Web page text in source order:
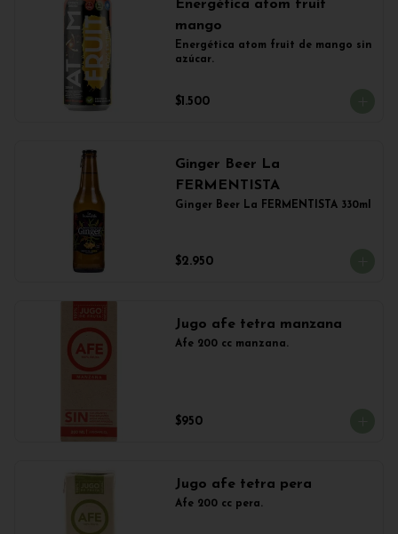
Energética atom fruit
mango
Energética atom fruit de mango sin
azúcar.
$1.500
Ginger Beer La
FERMENTISTA
Ginger Beer La FERMENTISTA 330ml
$2.950
Jugo afe tetra manzana
Afe 200 cc manzana.
$950
Jugo afe tetra pera
Afe 200 cc pera.